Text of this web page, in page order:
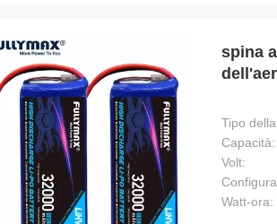
spina
Tipo
Capacità:
Volt:
Watt-ora: